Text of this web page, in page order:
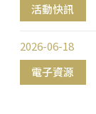
活動快訊
電子資源
2026-06-18